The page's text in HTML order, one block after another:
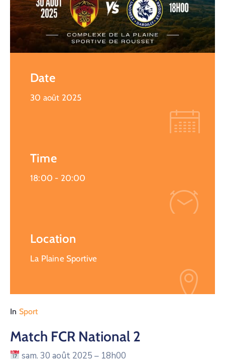
Date
30 août 2025
Time
18:00 - 20:00
Location
La Plaine Sportive
In Sport
Match FCR National 2
sam. 30 août 2025 – 18h00